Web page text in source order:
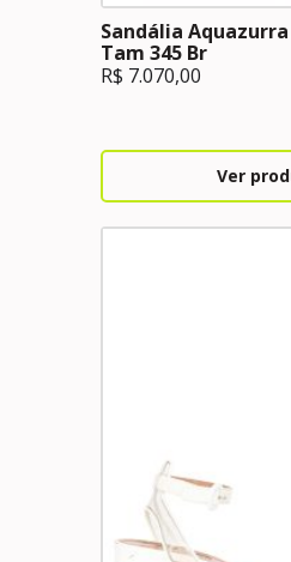
Sandália
Tam 345 Br
R$ 7.070,00
Ver